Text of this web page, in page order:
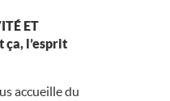
ET
ça, l’esprit
accueille du